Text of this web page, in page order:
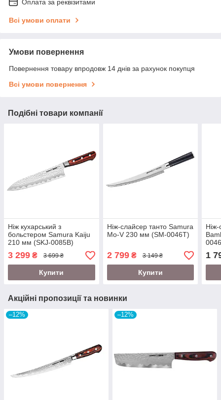
Оплата за реквізитами
Всі умови оплати
Умови повернення
Повернення товару впродовж 14 днів за рахунок покупця
Всі умови повернення
Подібні товари компанії
Ніж кухарський з
больстером Samura Kaiju
210 мм (SKJ-0085B)
3 299 ₴ 3 699 ₴
Купити
Ніж-слайсер танто Samura
Mo-V 230 мм (SM-0046T)
2 799₴ 3 149 ₴
Купити
1
Акційні пропозиції та новинки
–12% –12%